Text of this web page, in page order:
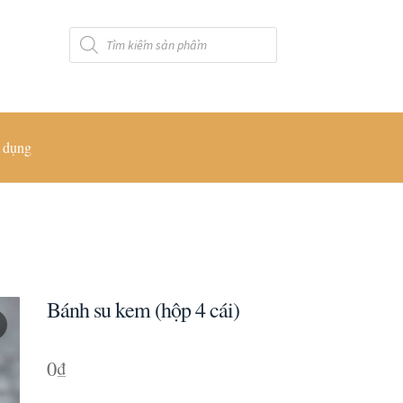
Tìm
kiếm
sản
dụng
Bánh su kem (hộp 4 cái)
0₫